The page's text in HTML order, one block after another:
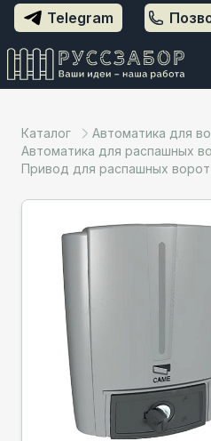
Telegram
Каталог
Автоматика для
Автоматика для распашных
Привод для распашных ворот